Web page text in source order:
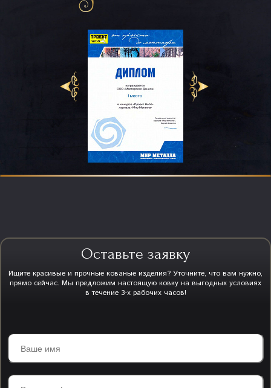
Оставьте заявку
Ищите красивые и прочные кованые изделия? Уточните, что вам нужно,
прямо сейчас. Мы предложим настоящую ковку на выгодных условиях
в течение 3-х рабочих часов!